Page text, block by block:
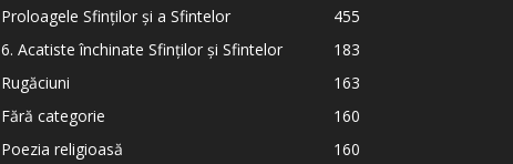
Proloagele Sfinților și a Sfintelor
455
6. Acatiste închinate Sfinților și Sfintelor
183
Rugăciuni
163
Fără categorie
160
Poezia religioasă
160